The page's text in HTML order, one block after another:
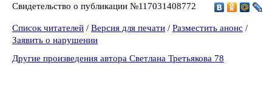
Свидетельство о публикации №117031408772
Список читателей / Версия для печати / Разместить анонс /
Заявить о нарушении
Другие произведения автора Светлана Третьякова 78